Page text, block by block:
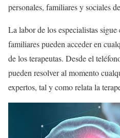
personales, familiares y sociales
La labor de los especialistas
familiares pueden acceder en
de los terapeutas. Desde el
pueden resolver al momento
expertos, tal y como relata la